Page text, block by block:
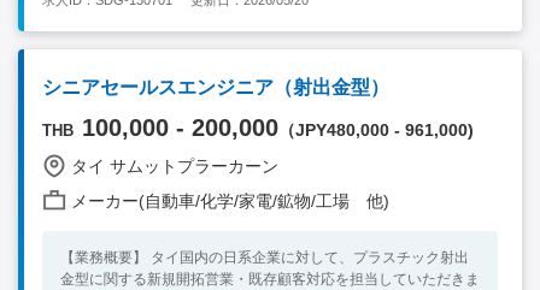
のエンジニア経験3年以上（SMTを含む工場製造ライン、その他
装置のエンジニア経験も含む） 【歓迎要件】 ・ 海外勤務経験 ・
セールスエンジニア（技術営業）の経験 ・ マネジメント経験
シニアセールスエンジニア（射出金型）
THB 100,000 - 200,000 （JPY480,000 - 961,000)
タイ サムットプラーカーン
メーカー(自動車/化学/家電/鉱物/工場 他)
【業務概要】 タイ国内の日系企業に対して、プラスチック射出
金型に関する新規開拓営業・既存顧客対応を担当していただきま